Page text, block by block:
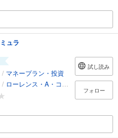
ュラ
/ マネープラン・投資
/ ローレンス・A・コナーズ
試し読み
フォロー